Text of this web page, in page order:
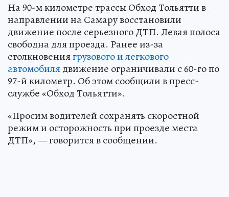
На 90-м километре трассы Обход Тольятти в
направлении на Самару восстановили
движение после серьезного ДТП. Левая полоса
свободна для проезда. Ранее из-за
столкновениягрузового и легкового
автомобилядвижение ограничивали с 60-го по
97-й километр. Об этом сообщили в пресс-
службе «Обход Тольятти».
«Просим водителей сохранять скоростной
режим и осторожность при проезде места
ДТП», — говорится в сообщении.